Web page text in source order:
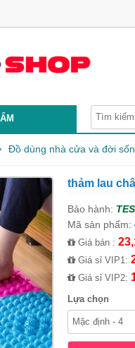
Đồ dùng nhà cửa và đời
thảm lau
Bảo hành:
Mã sản phẩm:
Giá bán :
Giá sỉ VIP1:
Giá sỉ VIP2:
Lựa chọn